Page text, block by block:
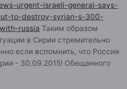
urgent-israeli-general-says-
to-destroy-syrian-s-300-
russia Таким образом
в Сирии стремительно
если вспомнить, что Россия
- 30.09.2015! Обещанного